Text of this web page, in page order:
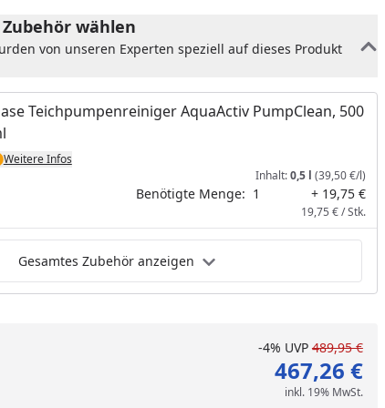
wählen
von unseren Experten speziell auf dieses Produkt
Teichpumpenreiniger AquaActiv PumpClean, 500
Weitere Infos
Inhalt:0,5 l (39,50 €/l)
Benötigte Menge: 1 + 19,75 €
19,75 € / Stk.
Gesamtes Zubehör anzeigen
-4% UVP 489,95 €
467,26 €
inkl. 19% MwSt.